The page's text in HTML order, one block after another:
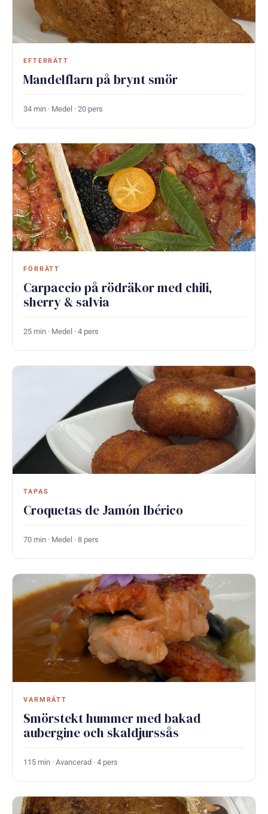
EFTERRÄTT
Mandelflarn på brynt smör
34 min · Medel · 20 pers
FÖRRÄTT
Carpaccio på rödräkor med chili,
sherry & salvia
25 min · Medel · 4 pers
TAPAS
Croquetas de Jamón Ibérico
70 min · Medel · 8 pers
VARMRÄTT
Smörstekt hummer med bakad
aubergine och skaldjurssås
115 min · Avancerad · 4 pers